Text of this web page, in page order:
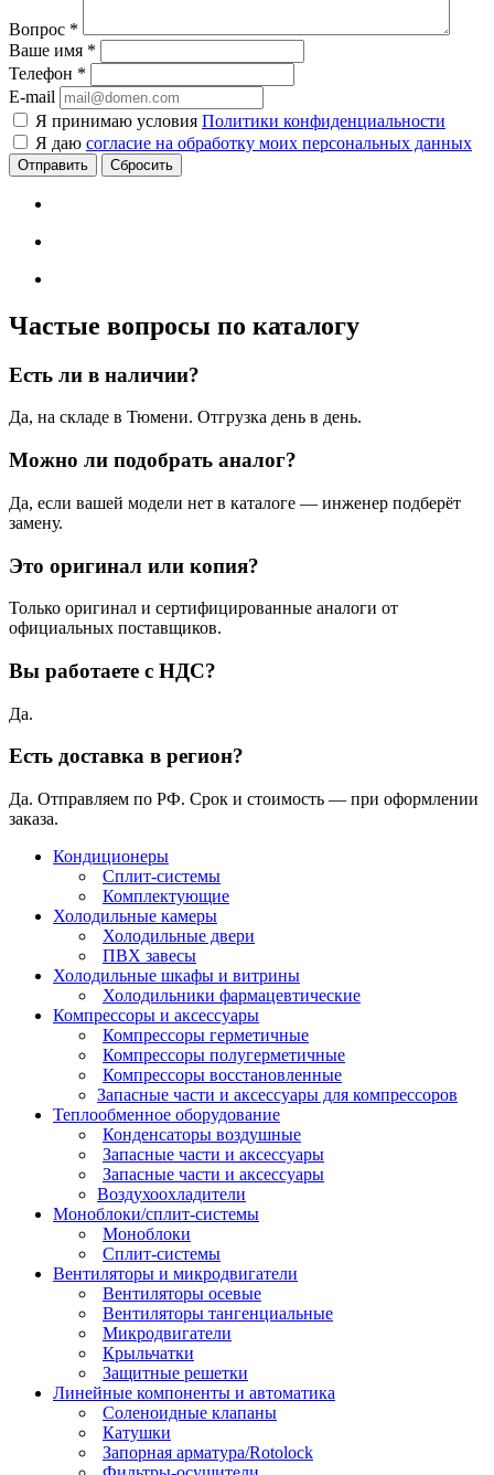
Вопрос *
Ваше имя *
Телефон *
E-mail
Я принимаю условия Политики конфиденциальности
Я даю согласие на обработку моих персональных данных
Сбросить
Частые вопросы по каталогу
Есть ли в наличии?
Да, на складе в Тюмени. Отгрузка день в день.
Можно ли подобрать аналог?
Да, если вашей модели нет в каталоге — инженер подберёт
замену.
Это оригинал или копия?
Только оригинал и сертифицированные аналоги от
официальных поставщиков.
Вы работаете с НДС?
Да.
Есть доставка в регион?
Да. Отправляем по РФ. Срок и стоимость — при оформлении
заказа.
Кондиционеры
Сплит-системы
Комплектующие
Холодильные камеры
Холодильные двери
ПВХ завесы
Холодильные шкафы и витрины
Холодильники фармацевтические
Компрессоры и аксессуары
Компрессоры герметичные
Компрессоры полугерметичные
Компрессоры восстановленные
Запасные части и аксессуары для компрессоров
Теплообменное оборудование
Конденсаторы воздушные
Запасные части и аксессуары
Запасные части и аксессуары
Воздухоохладители
Моноблоки/сплит-системы
Моноблоки
Сплит-системы
Вентиляторы и микродвигатели
Вентиляторы осевые
Вентиляторы тангенциальные
Микродвигатели
Крыльчатки
Защитные решетки
Линейные компоненты и автоматика
Соленоидные клапаны
Катушки
Запорная арматура/Rotolock